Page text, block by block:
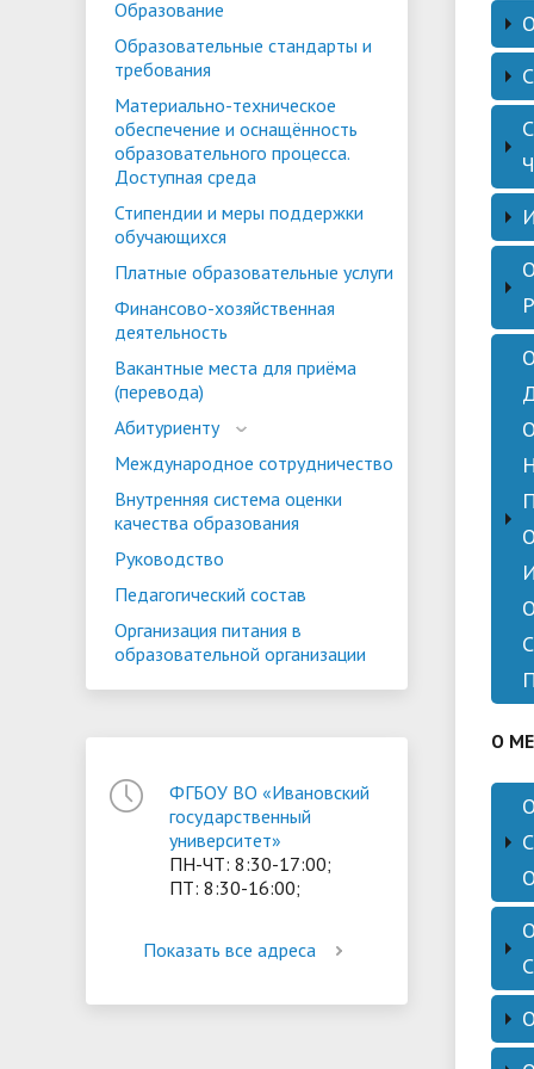
• Конкурсы на замещение
должностей
•
• Координационный центр ИвГУ
• Вход
• Олимпиада "Большие надежды
малых городов"
ориентации и содействия
трудоустройству выпускников
«Карьера»
•
• Платные образовательные услуги
• Стипендии и меры поддержки
обучающихся
•
• Абитуриенту
•
• Организация питания в
образовательной организации
Образование
Образовательные стандарты и
требования
Материально-техническое
обеспечение и оснащённость
образовательного процесса.
Доступная среда
Стипендии и меры поддержки
обучающихся
Платные образовательные услуги
Финансово-хозяйственная
деятельность
Вакантные места для приёма
(перевода)
Абитуриенту
Международное сотрудничество
Внутренняя система оценки
качества образования
Руководство
Педагогический состав
Организация питания в
образовательной организации
ФГБОУ ВО «Ивановский
государственный
университет»
ПН-ЧТ: 8:30-17:00;
ПТ: 8:30-16:00;
Показать все адреса
1
О
№
3